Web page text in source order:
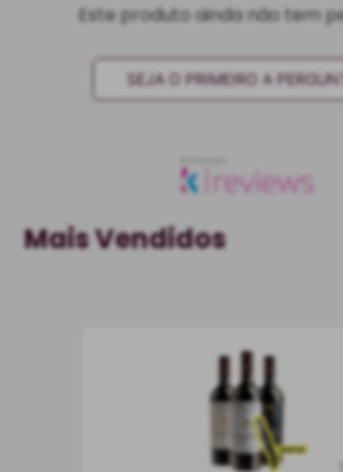
Este produto ainda não tem
SEJA O PRIMEIRO A
Mais Vendidos